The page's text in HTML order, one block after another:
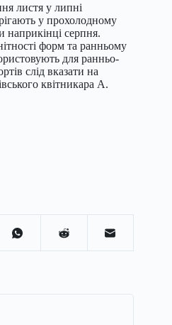
листя у липні
у прохолодному
наприкінці серпня.
форм та ранньому
для ранньо-
слід вказати на
квітникара А.